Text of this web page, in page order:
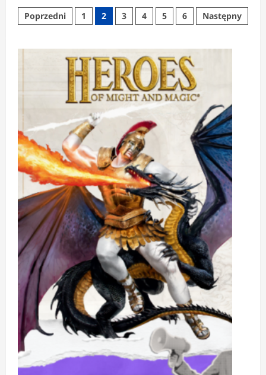
o
PLOTKA:
Jack
o
szansach
Cyklopa
Stronicowanie
Poprzedni 1 2 3 4 5 6 Następny